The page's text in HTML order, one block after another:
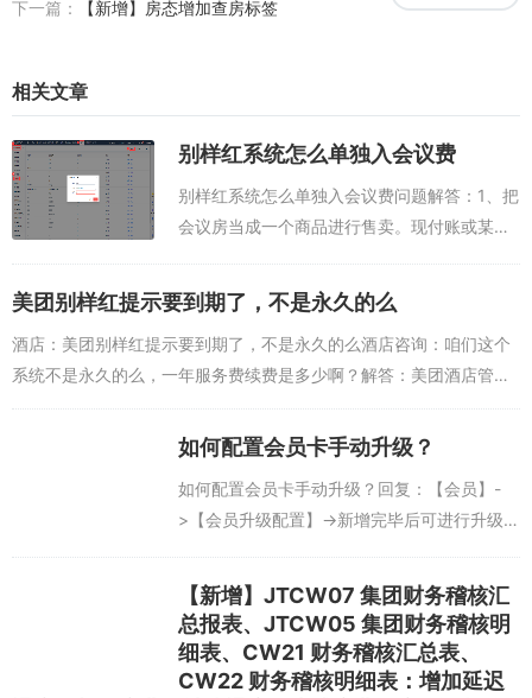
下一篇：
【新增】房态增加查房标签
相关文章
别样红系统怎么单独入会议费
别样红系统怎么单独入会议费问题解答：1、把
会议房当成一个商品进行售卖。现付账或某房
在商品里面添加会议这一项，添加商品的办法
如下：【设置】->【酒店信息维护...
美团别样红提示要到期了，不是永久的么
酒店：美团别样红提示要到期了，不是永久的么酒店咨询：咱们这个
系统不是永久的么，一年服务费续费是多少啊？解答：美团酒店管理
系统/别样红酒店管理系统不是免费的，一般首年会有一个购买费用，
如何配置会员卡手动升级？
如何配置会员卡手动升级？回复：【会员】-
>【会员升级配置】->新增完毕后可进行升级
【升级】。...
【新增】JTCW07 集团财务稽核汇
总报表、JTCW05 集团财务稽核明
细表、CW21 财务稽核汇总表、
CW22 财务稽核明细表：增加延迟